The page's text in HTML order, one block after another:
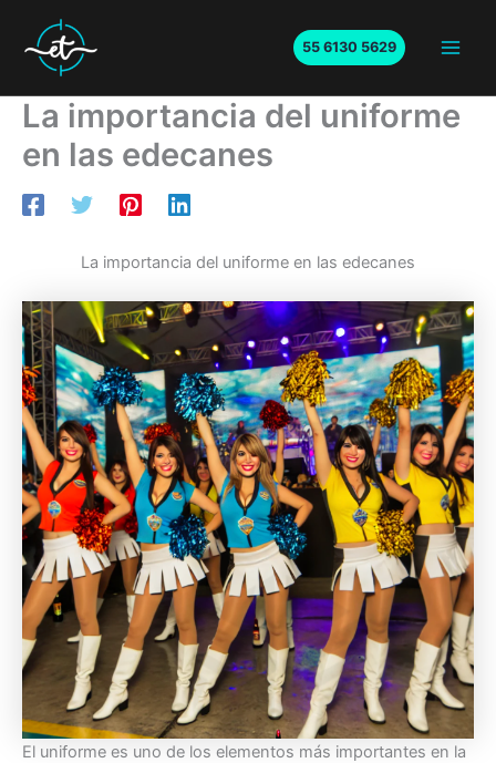
contenido
55 6130 5629
La importancia del uniforme
en las edecanes
La importancia del uniforme en las edecanes
El uniforme es uno de los elementos más importantes en la